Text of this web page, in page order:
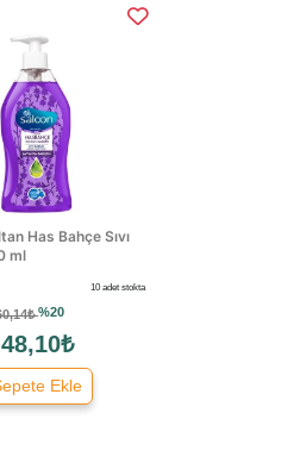
Has Bahçe Sıvı
ml
10 adet stokta
%20
48,10₺
Ekle